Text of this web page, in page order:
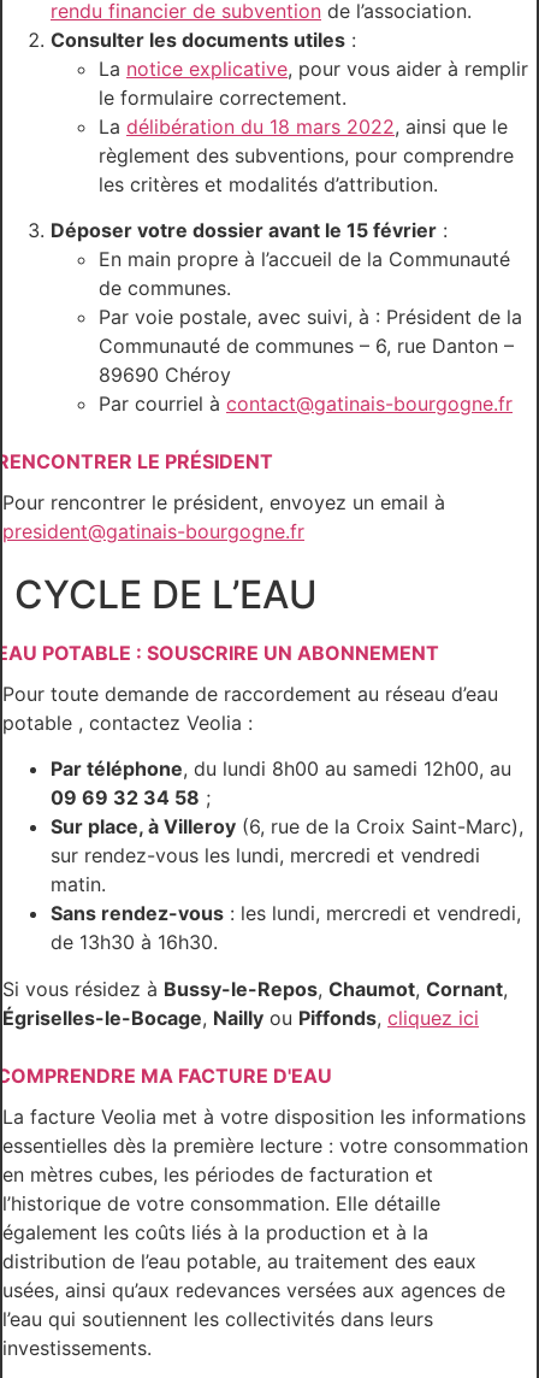
rendu financier de subvention de l’association.
Consulter les documents utiles :
La notice explicative, pour vous aider à remplir
le formulaire correctement.
La délibération du 18 mars 2022, ainsi que le
règlement des subventions, pour comprendre
les critères et modalités d’attribution.
Déposer votre dossier avant le 15 février :
En main propre à l’accueil de la Communauté
de communes.
Par voie postale, avec suivi, à : Président de la
Communauté de communes – 6, rue Danton –
89690 Chéroy
Par courriel à contact@gatinais-bourgogne.fr
LE PRÉSIDENT
Pour rencontrer le président, envoyez un email à
president@gatinais-bourgogne.fr
CYCLE DE L’EAU
POTABLE : SOUSCRIRE UN ABONNEMENT
Pour toute demande de raccordement au réseau d’eau
potable , contactez Veolia :
Par téléphone, du lundi 8h00 au samedi 12h00, au
09 69 32 34 58 ;
Sur place, à Villeroy (6, rue de la Croix Saint-Marc),
sur rendez-vous les lundi, mercredi et vendredi
matin.
Sans rendez-vous : les lundi, mercredi et vendredi,
de 13h30 à 16h30.
Si vous résidez à Bussy-le-Repos, Chaumot, Cornant,
Égriselles-le-Bocage, Nailly ou Piffonds, cliquez ici
MA FACTURE D'EAU
La facture Veolia met à votre disposition les informations
essentielles dès la première lecture : votre consommation
en mètres cubes, les périodes de facturation et
l’historique de votre consommation. Elle détaille
également les coûts liés à la production et à la
distribution de l’eau potable, au traitement des eaux
usées, ainsi qu’aux redevances versées aux agences de
l’eau qui soutiennent les collectivités dans leurs
investissements.